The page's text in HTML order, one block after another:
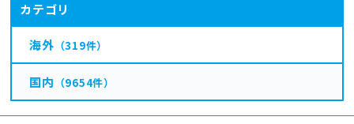
カテゴリ
海外 （319件）
国内 （9654件）